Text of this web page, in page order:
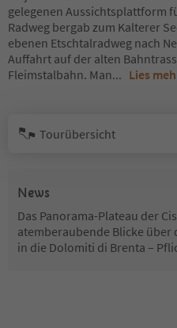
gelegenen Aussichtsplattform
Radweg bergab zum Kalterer
ebenen Etschtalradweg nach
Auffahrt auf der alten
Fleimstalbahn. Man... Lies
Tourübersicht
News
Das Panorama-Plateau der
atemberaubende Blicke
in die Dolomiti di Brenta –